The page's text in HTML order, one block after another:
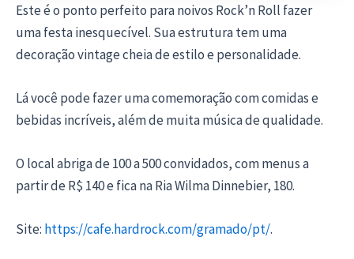
Este é o ponto perfeito para noivos Rock’n Roll fazer
uma festa inesquecível. Sua estrutura tem uma
decoração vintage cheia de estilo e personalidade.
Lá você pode fazer uma comemoração com comidas e
bebidas incríveis, além de muita música de qualidade.
O local abriga de 100 a 500 convidados, com menus a
partir de R$ 140 e fica na Ria Wilma Dinnebier, 180.
Site: https://cafe.hardrock.com/gramado/pt/.